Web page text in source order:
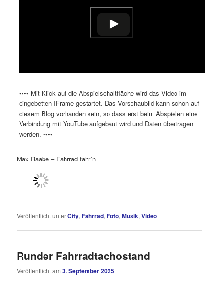
•••• Mit Klick auf die Abspielschaltfläche wird das Video im
eingebetten IFrame gestartet. Das Vorschaubild kann schon auf
diesem Blog vorhanden sein, so dass erst beim Abspielen eine
Verbindung mit YouTube aufgebaut wird und Daten übertragen
werden. ••••
Max Raabe – Fahrrad fahr´n
Veröffentlicht unterCity,Fahrrad,Foto,Musik,Video
Runder Fahrradtachostand
Veröffentlicht am3. September 2025